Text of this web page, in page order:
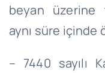
beyan üzerine
aynı süre içinde
– 7440 sayılı